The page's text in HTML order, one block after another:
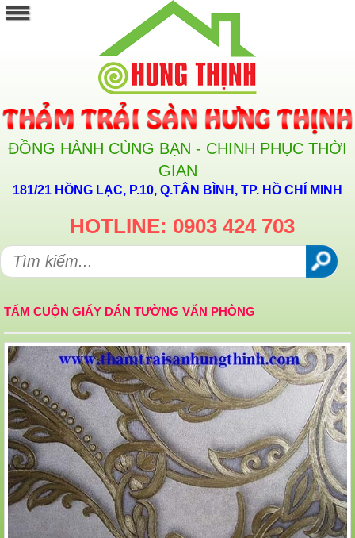
ĐỒNG HÀNH CÙNG BẠN - CHINH PHỤC THỜI
GIAN
181/21 HỒNG LẠC, P.10, Q.TÂN BÌNH, TP. HỒ CHÍ MINH
HOTLINE: 0903 424 703
TẤM CUỘN GIẤY DÁN TƯỜNG VĂN PHÒNG